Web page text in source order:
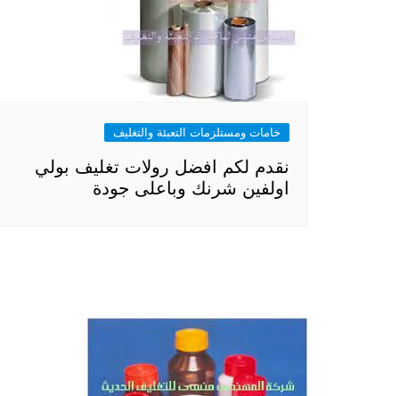
خامات ومستلزمات التعبئة والتغليف
نقدم لكم افضل رولات تغليف بولي
اولفين شرنك وباعلى جودة